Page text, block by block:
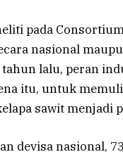
pada
nasional
lalu, peran
itu, untuk
sawit menjadi
devisa nasional,